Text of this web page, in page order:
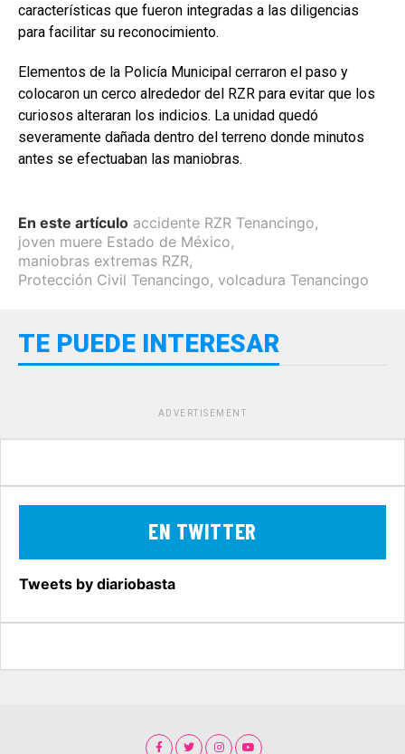
características que fueron integradas a las diligencias
para facilitar su reconocimiento.
Elementos de la Policía Municipal cerraron el paso y
colocaron un cerco alrededor del RZR para evitar que los
curiosos alteraran los indicios. La unidad quedó
severamente dañada dentro del terreno donde minutos
antes se efectuaban las maniobras.
En este artículo accidente RZR Tenancingo,
joven muere Estado de México,
maniobras extremas RZR,
Protección Civil Tenancingo, volcadura Tenancingo
TE PUEDE INTERESAR
ADVERTISEMENT
EN TWITTER
Tweets by diariobasta